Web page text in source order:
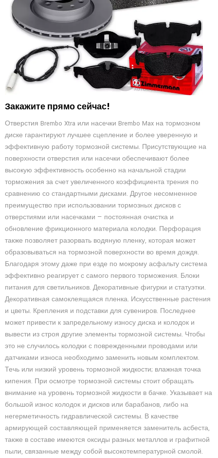
Закажите прямо сейчас!
Отверстия Brembo Xtra или насечки Brembo Max на тормозном
диске гарантируют лучшее сцепление и более уверенную и
эффективную работу тормозной системы. Присутствующие на
поверхности отверстия или насечки обеспечивают более
высокую эффективность особенно на начальной стадии
торможения за счет увеличенного коэффициента трения по
сравнению со стандартными дисками. Другое несомненное
преимущество при использовании тормозных дисков с
отверстиями или насечками — постоянная очистка и
обновление фрикционного материала колодки. Перфорация
также позволяет разорвать водяную пленку, которая может
образовываться на тормозной поверхности во время дождя.
Благодаря этому даже при езде по мокрому асфальту система
эффективно реагирует с самого первого торможения. Блоки
питания для светильников. Декоративные фигурки и статуэтки.
Декоративная самоклеящаяся пленка. Искусственные растения
и цветы. Крепления и подставки для сувениров. Последнее
может привести к запредельному износу диска и колодок и
вывести из строя другие элементы тормозной системы. Чтобы
это не случилось колодки с поврежденными проводами или
датчиками износа необходимо заменить новым комплектом.
Течь или низкий уровень тормозной жидкости; влажная точка
кипения. При осмотре тормозной системы стоит обращать
внимание на уровень тормозной жидкости в бачке. Указывает на
большой износ колодок и дисков или барабанов, либо на
негерметичность гидравлической системы. В качестве
армирующей составляющей применяется заменитель асбеста,
также в составе имеются оксиды разных металлов и графитной
пыли, связанные между собой высокотемпературной смолой.